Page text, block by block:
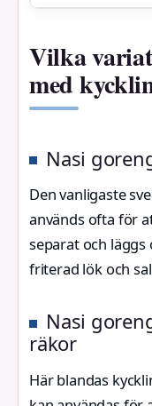
Vilka
med
Nasi
Den vanligaste
används ofta för
separat och läggs
friterad lök och
Nasi
räkor
Här blandas